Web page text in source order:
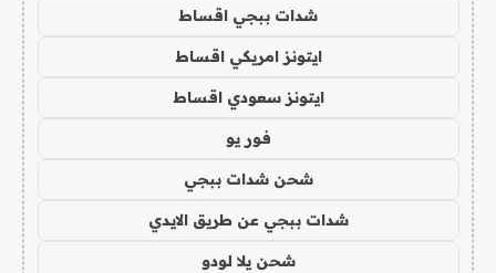
شدات ببجي اقساط
ايتونز امريكي اقساط
ايتونز سعودي اقساط
فور يو
شحن شدات ببجي
شدات ببجي عن طريق الايدي
شحن يلا لودو